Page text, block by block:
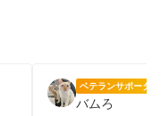
ベテランサポーター
バムろ